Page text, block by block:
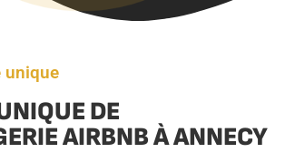
unique
DE
AIRBNB À ANNECY